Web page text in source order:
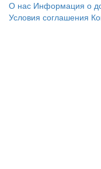
О нас Информация о
Условия соглашения